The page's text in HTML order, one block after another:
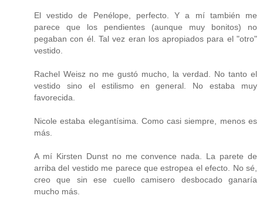
El vestido de Penélope, perfecto. Y a mí también me
parece que los pendientes (aunque muy bonitos) no
pegaban con él. Tal vez eran los apropiados para el "otro"
vestido.
Rachel Weisz no me gustó mucho, la verdad. No tanto el
vestido sino el estilismo en general. No estaba muy
favorecida.
Nicole estaba elegantísima. Como casi siempre, menos es
más.
A mí Kirsten Dunst no me convence nada. La parete de
arriba del vestido me parece que estropea el efecto. No sé,
creo que sin ese cuello camisero desbocado ganaría
mucho más.